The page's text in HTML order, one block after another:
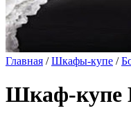
Главная /Шкафы-купе /
Шкаф-купе